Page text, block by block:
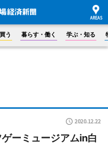
買う 暮らす・働く 学ぶ・知る
2020.12.22
ーミュージアムin白